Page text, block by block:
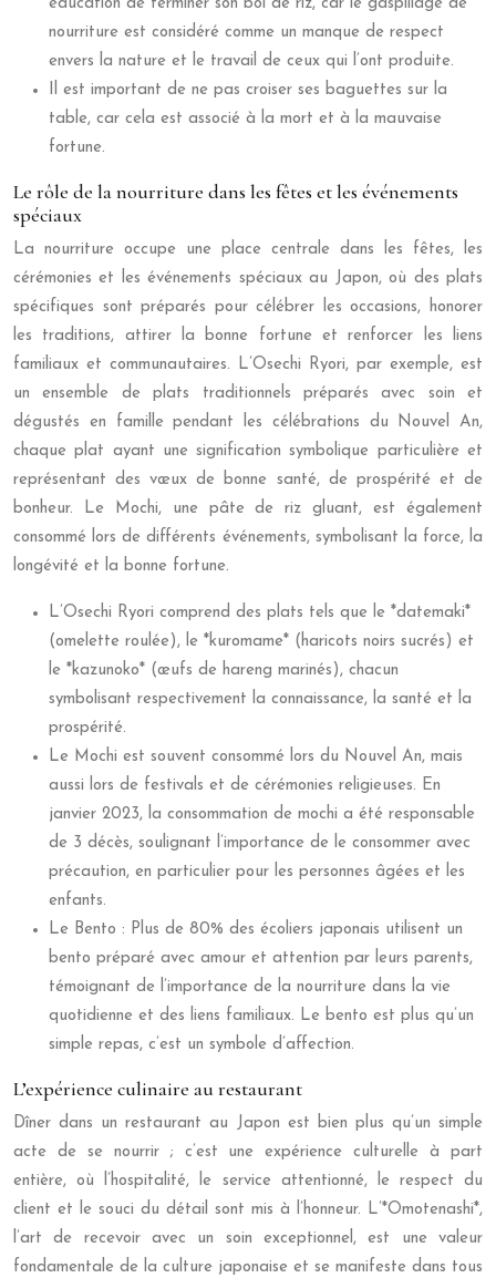
éducation de terminer son bol de riz, car le gaspillage de
nourriture est considéré comme un manque de respect
envers la nature et le travail de ceux qui l’ont produite.
Il est important de ne pas croiser ses baguettes sur la
table, car cela est associé à la mort et à la mauvaise
fortune.
Le rôle de la nourriture dans les fêtes et les événements
spéciaux
La nourriture occupe une place centrale dans les fêtes, les
cérémonies et les événements spéciaux au Japon, où des plats
spécifiques sont préparés pour célébrer les occasions, honorer
les traditions, attirer la bonne fortune et renforcer les liens
familiaux et communautaires. L’Osechi Ryori, par exemple, est
un ensemble de plats traditionnels préparés avec soin et
dégustés en famille pendant les célébrations du Nouvel An,
chaque plat ayant une signification symbolique particulière et
représentant des vœux de bonne santé, de prospérité et de
bonheur. Le Mochi, une pâte de riz gluant, est également
consommé lors de différents événements, symbolisant la force, la
longévité et la bonne fortune.
L’Osechi Ryori comprend des plats tels que le *datemaki*
(omelette roulée), le *kuromame* (haricots noirs sucrés) et
le *kazunoko* (œufs de hareng marinés), chacun
symbolisant respectivement la connaissance, la santé et la
prospérité.
Le Mochi est souvent consommé lors du Nouvel An, mais
aussi lors de festivals et de cérémonies religieuses. En
janvier 2023, la consommation de mochi a été responsable
de 3 décès, soulignant l’importance de le consommer avec
précaution, en particulier pour les personnes âgées et les
enfants.
Le Bento : Plus de 80% des écoliers japonais utilisent un
bento préparé avec amour et attention par leurs parents,
témoignant de l’importance de la nourriture dans la vie
quotidienne et des liens familiaux. Le bento est plus qu’un
simple repas, c’est un symbole d’affection.
L’expérience culinaire au restaurant
Dîner dans un restaurant au Japon est bien plus qu’un simple
acte de se nourrir ; c’est une expérience culturelle à part
entière, où l’hospitalité, le service attentionné, le respect du
client et le souci du détail sont mis à l’honneur. L’*Omotenashi*,
l’art de recevoir avec un soin exceptionnel, est une valeur
fondamentale de la culture japonaise et se manifeste dans tous